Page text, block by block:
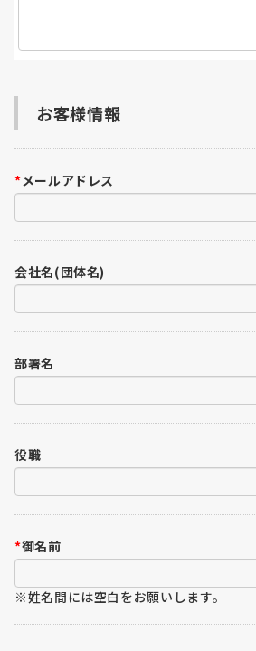
お客様情報
*メールアドレス
会社名(団体名)
部署名
役職
*御名前
※姓名間には空白をお願いします。